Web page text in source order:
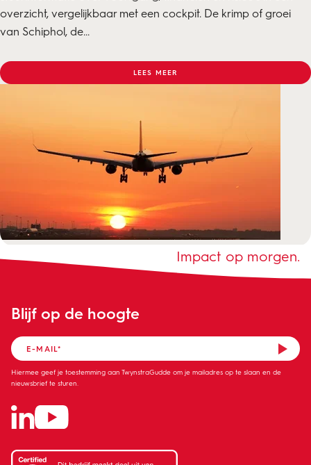
overzicht, vergelijkbaar met een cockpit. De krimp of groei
van Schiphol, de...
LEES MEER
Blijf op de hoogte
Hiermee geef je toestemming aan TwynstraGudde om je mailadres op te slaan en de
nieuwsbrief te sturen.
Impact op morgen.